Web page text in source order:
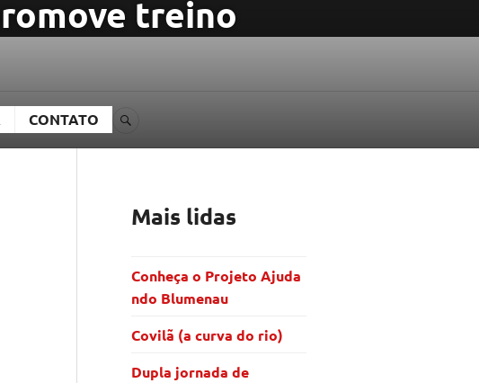
CONTATO
treino
Mais lidas
Conheça o Projeto Ajuda
ndo Blumenau
Covilã (a curva do rio)
Dupla jornada de